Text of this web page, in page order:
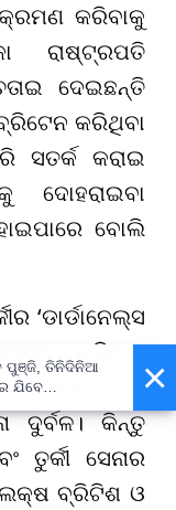
କରିବାକୁ
ରାଷ୍ଟ୍ରପତି
ଦେଇଛନ୍ତି
କରିଥିବା
କରାଇ
ଦୋହରାଇବା
ବୋଲି
‘ଡାର୍ଡାନେଲ୍ସ
କରିଥିଲା
କୁହାଯାଏ I
ଦୁର୍ବଳ। କିନ୍ତୁ
ତୁର୍କୀ ସେନାର
ବ୍ରିଟିଶ ଓ
×
ପୁଞ୍ଜି, ତିନିଦିନିଆ
ଯିବେ
ମାଝୀ